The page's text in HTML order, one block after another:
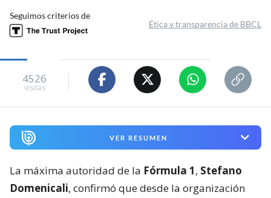
Seguimos criterios de
Ética y transparencia de BBCL
4526
visitas
VER RESUMEN
La máxima autoridad de la Fórmula 1, Stefano
Domenicali, confirmó que desde la organización